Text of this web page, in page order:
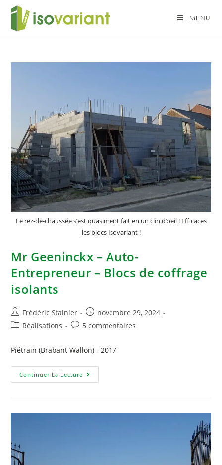
MENU
Le rez-de-chaussée s’est quasiment fait en un clin d’oeil ! Efficaces
les blocs Isovariant !
Mr Geeninckx – Auto-
Entrepreneur – Blocs de coffrage
isolants
Frédéric Stainier
novembre 29, 2024
Réalisations
5 commentaires
Piétrain (Brabant Wallon) - 2017
Continuer La Lecture